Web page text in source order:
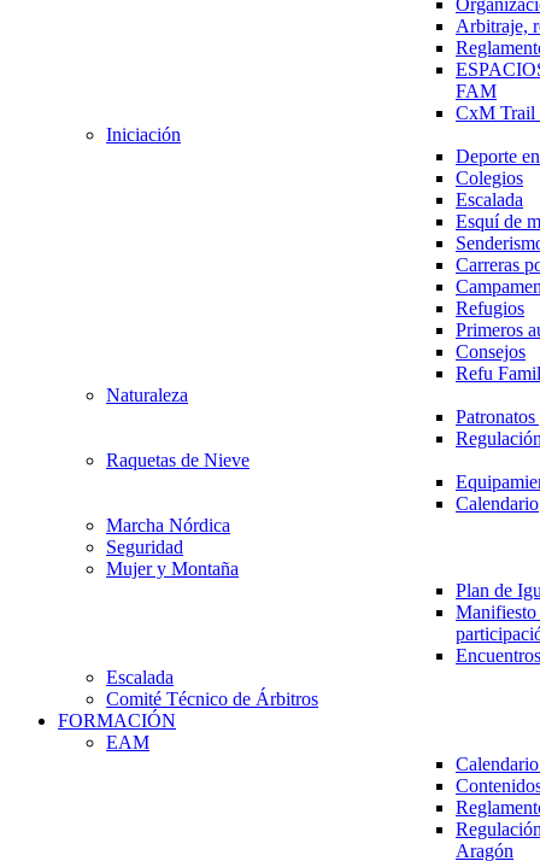
Arbitraje,
FAM
CxM
Iniciación
Deporte
Colegios
Escalada
Esquí de
Carreras
Refugios
Primeros
Consejos
Refu
Naturaleza
Raquetas de Nieve
Calendario
Marcha Nórdica
Seguridad
Mujer y Montaña
Plan de
Escalada
Comité Técnico de Árbitros
FORMACIÓN
EAM
Aragón